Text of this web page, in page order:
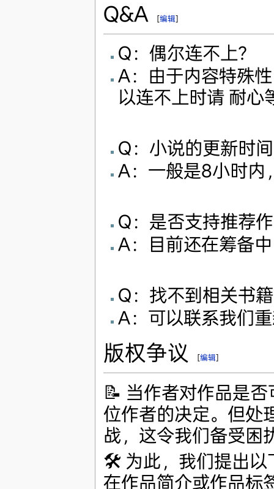
Q&A [编辑]
Q：偶尔连不上？
A：由于内容特殊
以连不上时请 耐心
Q：小说的更新时
A：一般是8小时内
Q：是否支持推荐
A：目前还在筹备
Q：找不到相关书
A：可以联系我们
版权争议 [编辑]
📝 当作者对作品是
位作者的决定。但处
战，这令我们备受困
🛠️ 为此，我们提出以
在作品简介或作品标